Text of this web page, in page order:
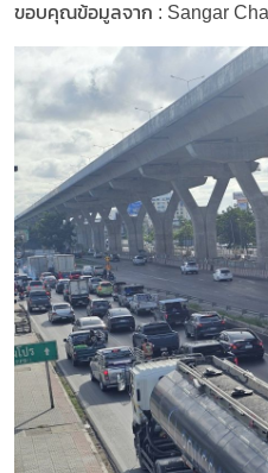
ขอบคุณข้อมูลจาก : Sangar